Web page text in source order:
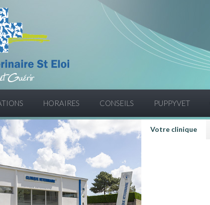
HORAIRES CONSEILS PUPPYVET
Votre clinique